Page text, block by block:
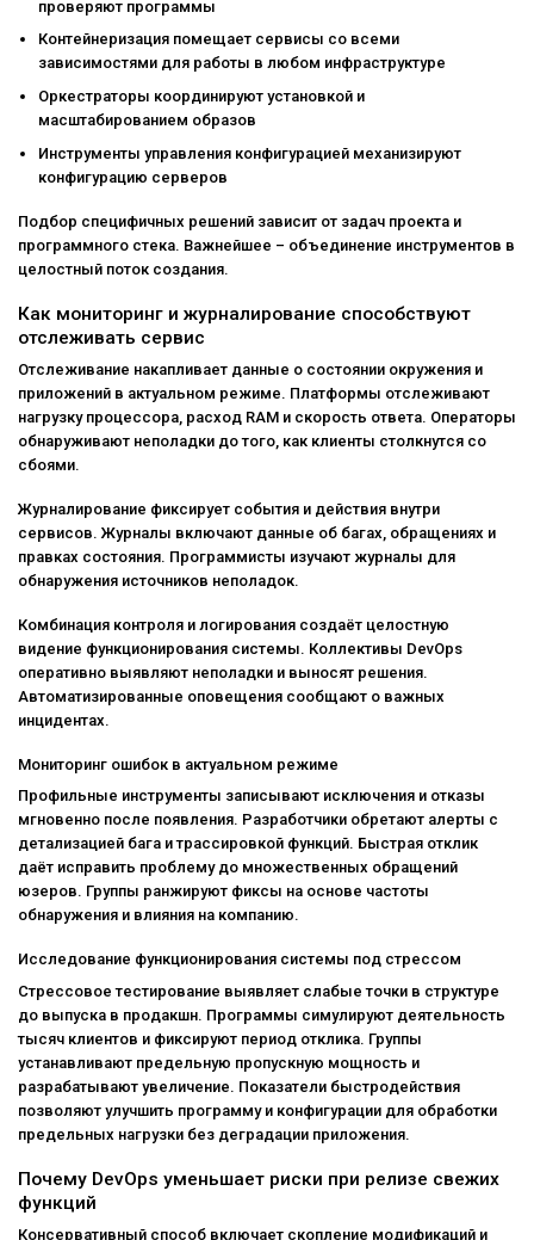
проверяют программы
Контейнеризация помещает сервисы со всеми
зависимостями для работы в любом инфраструктуре
Оркестраторы координируют установкой и
масштабированием образов
Инструменты управления конфигурацией механизируют
конфигурацию серверов
Подбор специфичных решений зависит от задач проекта и
программного стека. Важнейшее – объединение инструментов в
целостный поток создания.
Как мониторинг и журналирование способствуют
отслеживать сервис
Отслеживание накапливает данные о состоянии окружения и
приложений в актуальном режиме. Платформы отслеживают
нагрузку процессора, расход RAM и скорость ответа. Операторы
обнаруживают неполадки до того, как клиенты столкнутся со
сбоями.
Журналирование фиксирует события и действия внутри
сервисов. Журналы включают данные об багах, обращениях и
правках состояния. Программисты изучают журналы для
обнаружения источников неполадок.
Комбинация контроля и логирования создаёт целостную
видение функционирования системы. Коллективы DevOps
оперативно выявляют неполадки и выносят решения.
Автоматизированные оповещения сообщают о важных
инцидентах.
Мониторинг ошибок в актуальном режиме
Профильные инструменты записывают исключения и отказы
мгновенно после появления. Разработчики обретают алерты с
детализацией бага и трассировкой функций. Быстрая отклик
даёт исправить проблему до множественных обращений
юзеров. Группы ранжируют фиксы на основе частоты
обнаружения и влияния на компанию.
Исследование функционирования системы под стрессом
Стрессовое тестирование выявляет слабые точки в структуре
до выпуска в продакшн. Программы симулируют деятельность
тысяч клиентов и фиксируют период отклика. Группы
устанавливают предельную пропускную мощность и
разрабатывают увеличение. Показатели быстродействия
позволяют улучшить программу и конфигурации для обработки
предельных нагрузки без деградации приложения.
Почему DevOps уменьшает риски при релизе свежих
функций
Консервативный способ включает скопление модификаций и